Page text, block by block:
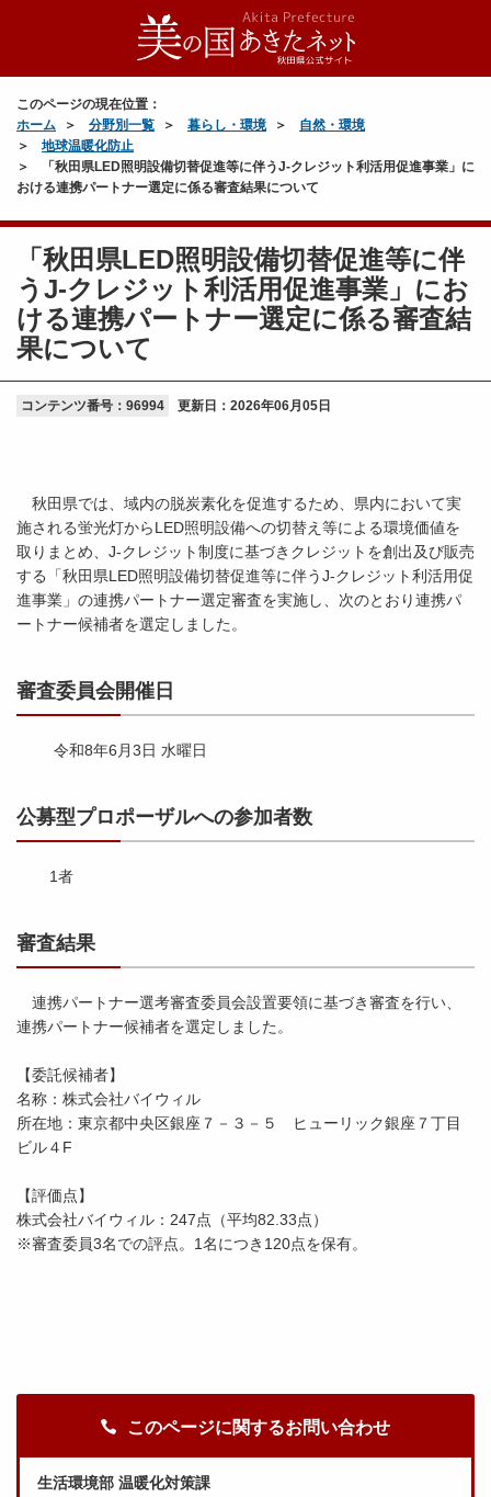
このページの現在位置：
ホーム
分野別一覧 暮らし・環境
自然・環境
地球温暖化防止
「秋田県LED照明設備切替促進等に伴うJ-クレジット利活用促進事業」に
おける連携パートナー選定に係る審査結果について
「秋田県LED照明設備切替促進等に伴
うJ-クレジット利活用促進事業」にお
ける連携パートナー選定に係る審査結
果について
コンテンツ番号：96994 更新日： 2026年06月05日
秋田県では、域内の脱炭素化を促進するため、県内において実
施される蛍光灯からLED照明設備への切替え等による環境価値を
取りまとめ、J-クレジット制度に基づきクレジットを創出及び販売
する「秋田県LED照明設備切替促進等に伴うJ-クレジット利活用促
進事業」の連携パートナー選定審査を実施し、次のとおり連携パ
ートナー候補者を選定しました。
審査委員会開催日
令和8年6月3日 水曜日
公募型プロポーザルへの参加者数
1者
審査結果
連携パートナー選考審査委員会設置要領に基づき審査を行い、
連携パートナー候補者を選定しました。
【委託候補者】
名称：株式会社バイウィル
所在地：東京都中央区銀座７－３－５ ヒューリック銀座７丁目
ビル４F
【評価点】
株式会社バイウィル：247点（平均82.33点）
※審査委員3名での評点。1名につき120点を保有。
このページに関するお問い合わせ
生活環境部 温暖化対策課